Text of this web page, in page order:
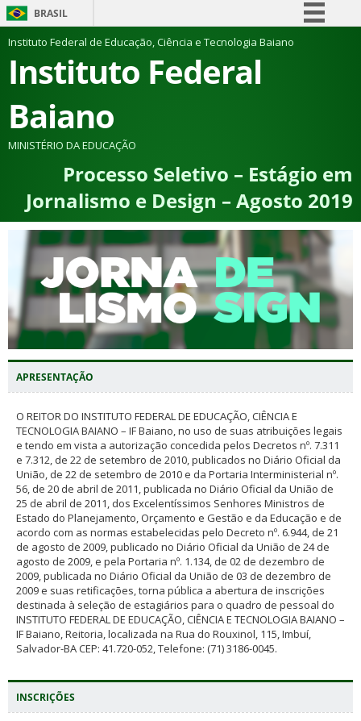
BRASIL
Simplifique!
Comunica BR
Canais
Instituto Federal de Educação, Ciência e Tecnologia Baiano
Instituto Federal
Baiano
MINISTÉRIO DA EDUCAÇÃO
Processo Seletivo – Estágio em
Jornalismo e Design – Agosto 2019
APRESENTAÇÃO
O REITOR DO INSTITUTO FEDERAL DE EDUCAÇÃO, CIÊNCIA E
TECNOLOGIA BAIANO – IF Baiano, no uso de suas atribuições legais
e tendo em vista a autorização concedida pelos Decretos nº. 7.311
e 7.312, de 22 de setembro de 2010, publicados no Diário Oficial da
União, de 22 de setembro de 2010 e da Portaria Interministerial nº.
56, de 20 de abril de 2011, publicada no Diário Oficial da União de
25 de abril de 2011, dos Excelentíssimos Senhores Ministros de
Estado do Planejamento, Orçamento e Gestão e da Educação e de
acordo com as normas estabelecidas pelo Decreto nº. 6.944, de 21
de agosto de 2009, publicado no Diário Oficial da União de 24 de
agosto de 2009, e pela Portaria nº. 1.134, de 02 de dezembro de
2009, publicada no Diário Oficial da União de 03 de dezembro de
2009 e suas retificações, torna pública a abertura de inscrições
destinada à seleção de estagiários para o quadro de pessoal do
INSTITUTO FEDERAL DE EDUCAÇÃO, CIÊNCIA E TECNOLOGIA BAIANO –
IF Baiano, Reitoria, localizada na Rua do Rouxinol, 115, Imbuí,
Salvador-BA CEP: 41.720-052, Telefone: (71) 3186-0045.
INSCRIÇÕES